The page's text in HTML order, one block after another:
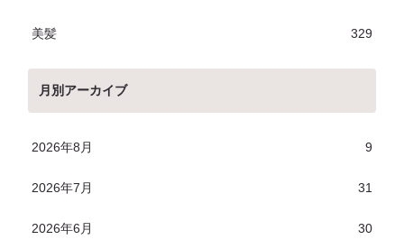
美髪 329
月別アーカイブ
2026年8月 9
2026年7月 31
2026年6月 30